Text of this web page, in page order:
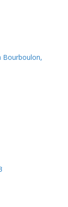
Bourboulon,